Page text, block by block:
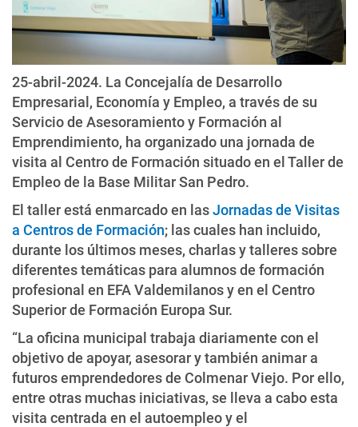
25-abril-2024. La Concejalía de Desarrollo
Empresarial, Economía y Empleo, a través de su
Servicio de Asesoramiento y Formación al
Emprendimiento, ha organizado una jornada de
visita al Centro de Formación situado en el Taller de
Empleo de la Base Militar San Pedro.
El taller está enmarcado en lasJornadas de Visitas
a Centros de Formación; las cuales han incluido,
durante los últimos meses, charlas y talleres sobre
diferentes temáticas para alumnos de formación
profesional en EFA Valdemilanos y en el Centro
Superior de Formación Europa Sur.
“La oficina municipal trabaja diariamente con el
objetivo de apoyar, asesorar y también animar a
futuros emprendedores de Colmenar Viejo. Por ello,
entre otras muchas iniciativas, se lleva a cabo esta
visita centrada en el autoempleo y el